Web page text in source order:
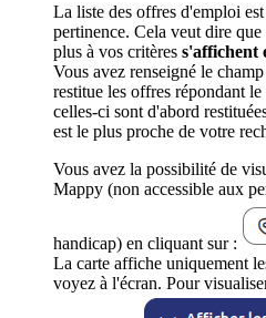
La liste des offres d'emploi
pertinence. Cela veut dire
plus à vos critères s'affichent
Vous avez renseigné le
restitue les offres répondant
celles-ci sont d'abord
est le plus proche de votre
Vous avez la possibilité de
Mappy (non accessible aux
handicap) en cliquant sur :
La carte affiche uniquement
voyez à l'écran. Pour